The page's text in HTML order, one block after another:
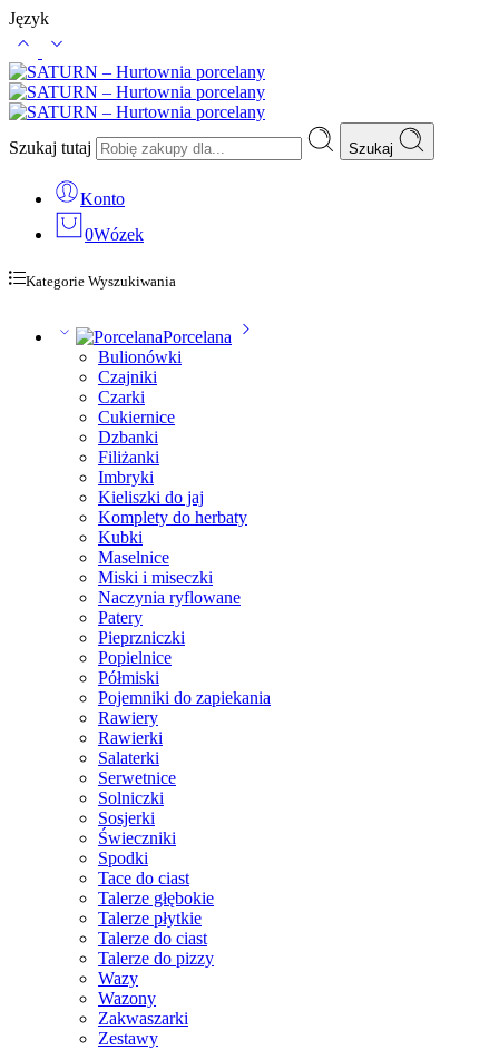
Język
Szukaj tutaj Szukaj
Konto
0Wózek
Kategorie Wyszukiwania
Porcelana
Bulionówki
Czajniki
Czarki
Cukiernice
Dzbanki
Filiżanki
Imbryki
Kieliszki do jaj
Komplety do herbaty
Kubki
Maselnice
Miski i miseczki
Naczynia ryflowane
Patery
Pieprzniczki
Popielnice
Półmiski
Pojemniki do zapiekania
Rawiery
Rawierki
Salaterki
Serwetnice
Solniczki
Sosjerki
Świeczniki
Spodki
Tace do ciast
Talerze głębokie
Talerze płytkie
Talerze do ciast
Talerze do pizzy
Wazy
Wazony
Zakwaszarki
Zestawy